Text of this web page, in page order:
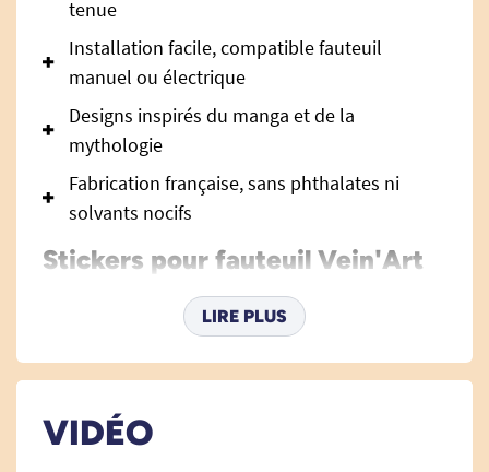
tenue
Installation facile, compatible fauteuil
manuel ou électrique
Designs inspirés du manga et de la
mythologie
Fabrication française, sans phthalates ni
solvants nocifs
Stickers pour fauteuil Vein'Art
Manga et Mythologie – Donnez
du style à votre mobilité
Exprimez votre personnalité et sublimez votre
et Mythologie
rimer avec plaisir et esthétique, ces autocollants
LIRE PLUS
VIDÉO